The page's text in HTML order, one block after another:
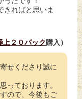
きればと思いま
上２０パック 購入）
せくださり誠に
っております。
ので、今後もご